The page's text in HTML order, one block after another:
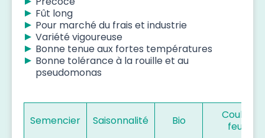
Fût long
Pour marché du frais et industrie
Variété vigoureuse
Bonne tenue aux fortes températures
Bonne tolérance à la rouille et au
pseudomonas
Semencier Saisonnalité Bio
Couleur